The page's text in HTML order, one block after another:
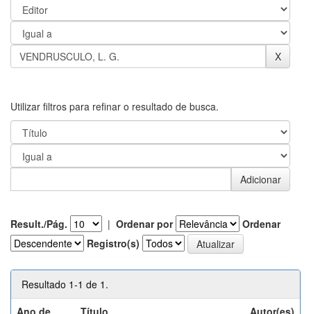
Utilizar filtros para refinar o resultado de busca.
Result./Pág. | Ordenar por
Ordenar
Registro(s)
Resultado 1-1 de 1.
Ano de
Título Autor(es)